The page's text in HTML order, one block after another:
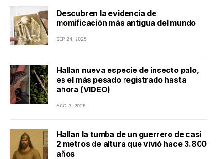
Descubren la evidencia de
momificación más antigua del mundo
SEP 24, 2025
Hallan nueva especie de insecto palo,
es el más pesado registrado hasta
ahora (VIDEO)
AGO 3, 2025
Hallan la tumba de un guerrero de casi
2 metros de altura que vivió hace 3.800
años